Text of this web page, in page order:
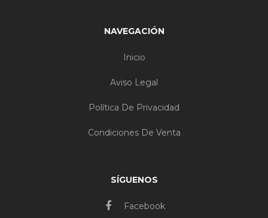
NAVEGACIÓN
Inicio
Aviso Legal
Política De Privacidad
Condiciones De Venta
SÍGUENOS
Facebook